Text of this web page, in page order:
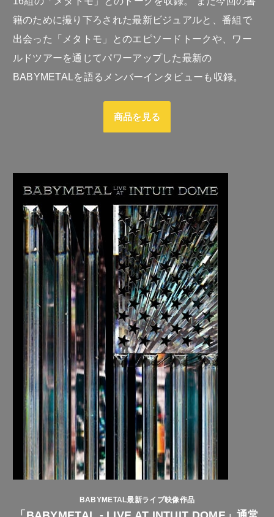
籍のために撮り下ろされた最新ビジュアルと、番組で
出会った「メタトモ」とのエピソードトークや、ワー
ルドツアーを通じてパワーアップした最新の
BABYMETALを語るメンバーインタビューも収録。
商品を見る
BABYMETAL最新ライブ映像作品